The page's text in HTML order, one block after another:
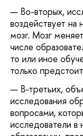
Во-вторых,
воздействует на
мозг. Мозг
числе
то или иное
только
В-третьих,
исследования
вопросами,
исследователи в